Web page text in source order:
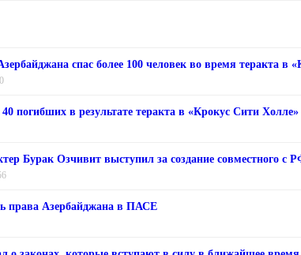
спас более 100 человек во время теракта в
погибших в результате теракта в «Крокус Сити Холле»
Бурак Озчивит выступил за создание совместного с
права Азербайджана в ПАСЕ